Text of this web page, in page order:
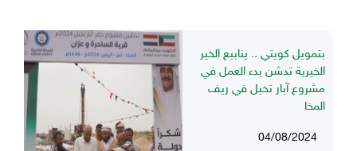
بتمويل كويتي .. ينابيع الخير
الخيرية تدشن بدء العمل في
مشروع آبار تخيل في ريف
المخا
04/08/2024